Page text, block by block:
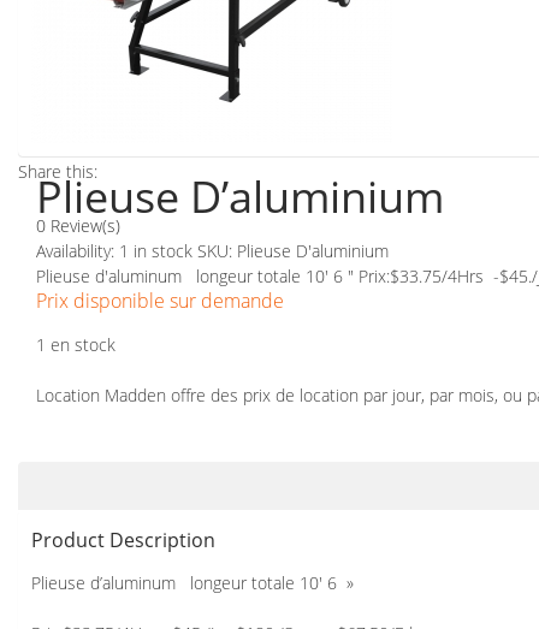
Share this:
Plieuse D’aluminium
0 Review(s)
Availability: 1 in stock SKU: Plieuse D'aluminium
Plieuse d'aluminum longeur totale 10' 6 " Prix:$33.75/4Hrs -
Prix disponible sur demande
1 en stock
Location Madden offre des prix de location par jour, par mois, ou
Product Description
Plieuse d’aluminum longeur totale 10′ 6 »